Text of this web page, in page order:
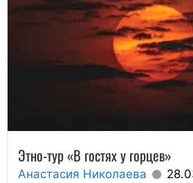
Этно-тур «В гостях у горцев»
Анастасия Николаева